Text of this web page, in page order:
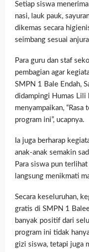
Setiap siswa
nasi, lauk pauk,
dikemas secara
seimbang sesuai
Para guru dan staf
pembagian agar
SMPN 1 Bale Endah,
didampingi Humas Lili
menyampaikan, “Rasa
program ini”, ucapnya.
Ia juga berharap
anak-anak semakin
Para siswa pun
langsung menikmati
Secara keseluruhan,
gratis di SMPN 1
banyak positif dari
program ini tidak
gizi siswa, tetapi juga